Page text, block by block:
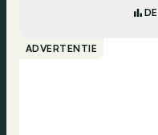
ADVERTENTIE